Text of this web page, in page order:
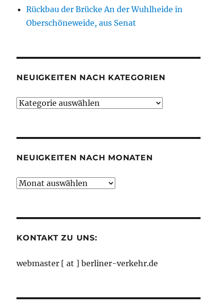
Rückbau der Brücke An der Wuhlheide in
Oberschöneweide, aus Senat
NEUIGKEITEN NACH KATEGORIEN
Neuigkeiten
NEUIGKEITEN NACH MONATEN
Neuigkeiten
KONTAKT ZU UNS:
webmaster [ at ] berliner-verkehr.de